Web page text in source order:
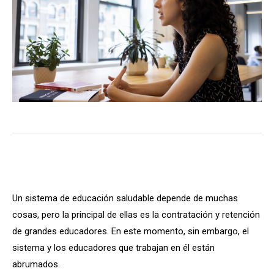
Un sistema de educación saludable depende de muchas
cosas, pero la principal de ellas es la contratación y retención
de grandes educadores. En este momento, sin embargo, el
sistema y los educadores que trabajan en él están
abrumados.